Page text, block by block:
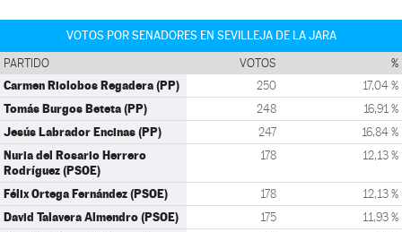
VOTOS POR SENADORES EN SEVILLEJA DE LA JARA
PARTIDO VOTOS %
Carmen Riolobos Regadera (PP) 250 17,04 %
Tomás Burgos Beteta (PP) 248 16,91 %
Jesús Labrador Encinas (PP) 247 16,84 %
Nuria del Rosario Herrero
Rodríguez (PSOE)
178 12,13 %
Félix Ortega Fernández (PSOE) 178 12,13 %
David Talavera Almendro (PSOE) 175 11,93 %